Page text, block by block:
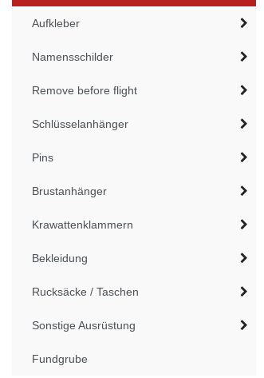
Aufkleber
Namensschilder
Remove before flight
Schlüsselanhänger
Pins
Brustanhänger
Krawattenklammern
Bekleidung
Rucksäcke / Taschen
Sonstige Ausrüstung
Fundgrube